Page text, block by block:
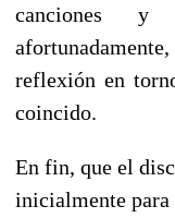
canciones
reflexión en
coincido.
En fin, que el
inicialmente